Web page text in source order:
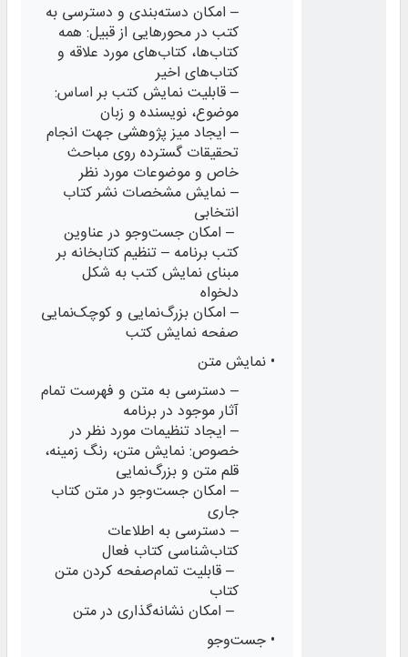
– امکان دسته‌بندی و دسترسی به
کتب در محورهایی از قبیل: همه
کتاب‌ها، کتاب‌های مورد علاقه و
کتاب‌های اخیر
– قابلیت نمایش کتب بر اساس:
موضوع، نویسنده و زبان
– ایجاد میز پژوهشی جهت انجام
تحقیقات گسترده روی مباحث
خاص و موضوعات مورد نظر
– نمایش مشخصات نشر کتاب
انتخابی
– امکان جست‌وجو در عناوین
کتب برنامه – تنظیم کتابخانه بر
مبنای نمایش کتب به شکل
دلخواه
– امکان بزرگ‌نمایی و کوچک‌نمایی
صفحه نمایش کتب
• نمایش متن
– دسترسی به متن و فهرست تمام
آثار موجود در برنامه
– ایجاد تنظیمات مورد نظر در
خصوص: نمایش متن، رنگ زمینه،
قلم متن و بزرگ‌نمایی
– امکان جست‌وجو در متن کتاب
جاری
– دسترسی به اطلاعات
کتاب‌شناسی کتاب فعال
– قابلیت تمام‌صفحه کردن متن
کتاب
– امکان نشانه‌گذاری در متن
• جست‌وجو